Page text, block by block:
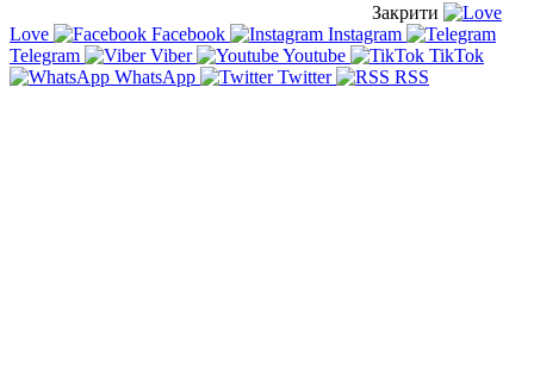
Закрити
Love
Facebook
Instagram
Telegram
Viber Youtube
TikTok
WhatsApp
Twitter RSS